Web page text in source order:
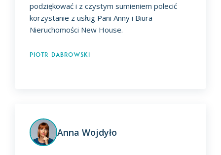
podziękować i z czystym sumieniem polecić
korzystanie z usług Pani Anny i Biura
Nieruchomości New House.
Piotr Dabrowski
Anna Wojdyło